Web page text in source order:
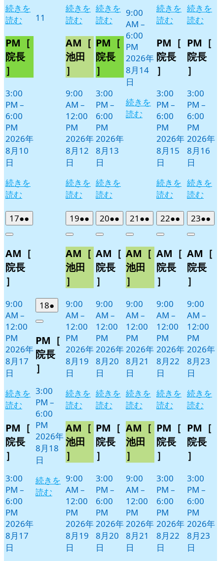
続きを
読む
PM［
院長
］
3:00
PM –
6:00
PM
2026年
8月10
日
続きを
読む
11
続きを
読む
AM［
池田
］
9:00
AM –
12:00
PM
2026年
8月12
日
続きを
読む
続きを
読む
PM［
院長
］
3:00
PM –
6:00
PM
2026年
8月13
日
続きを
読む
9:00
AM –
6:00
PM
2026年
8月14
日
続きを
読む
続きを
読む
PM［
院長
］
3:00
PM –
6:00
PM
2026年
8月15
日
続きを
読む
続きを
読む
PM［
院長
］
3:00
PM –
6:00
PM
2026年
8月16
日
続きを
読む
172026
年
月
17
日
●●
件
イ
Close
AM［
院長
］
9:00
AM –
12:00
PM
2026年
8月17
日
続きを
読む
PM［
院長
］
3:00
PM –
6:00
PM
2026年
8月17
日
182026
年
月
18
日
●
件
イ
ベ
Close
PM［
院長
］
3:00
PM –
6:00
PM
2026年
8月18
日
続きを
読む
192026
年
月
19
日
●●
件
イ
ベ
ト)
Close
AM［
池田
］
9:00
AM –
12:00
PM
2026年
8月19
日
続きを
読む
AM［
池田
］
9:00
AM –
12:00
PM
2026年
8月19
日
202026
年
月
20
日
●●
件
イ
ベ
ト)
Close
AM［
院長
］
9:00
AM –
12:00
PM
2026年
8月20
日
続きを
読む
PM［
院長
］
3:00
PM –
6:00
PM
2026年
8月20
日
21 2026
年
月
21
日
●●
件
イ
ベ
ト)
Close
AM［
池田
］
9:00
AM –
12:00
PM
2026年
8月21
日
続きを
読む
AM［
池田
］
9:00
AM –
12:00
PM
2026年
8月21
日
222026
年
月
22
日
●●
件
イ
ベ
ト)
Close
AM［
院長
］
9:00
AM –
12:00
PM
2026年
8月22
日
続きを
読む
PM［
院長
］
3:00
PM –
6:00
PM
2026年
8月22
日
232026
年
月
23
日
●●
件
イ
Close
AM［
院長
］
9:00
AM –
12:00
PM
2026年
8月23
日
続きを
読む
PM［
院長
］
3:00
PM –
6:00
PM
2026年
8月23
日